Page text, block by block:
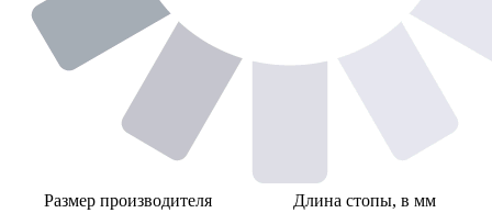
Размер производителя
Длина стопы, в мм